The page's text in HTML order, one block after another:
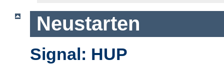
Neustarten
Signal: HUP